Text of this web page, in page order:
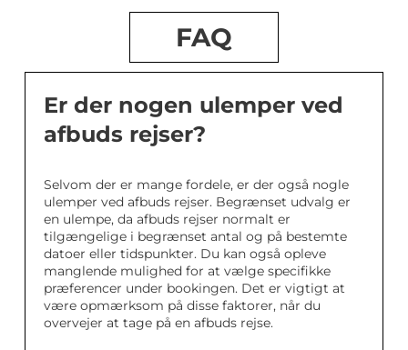
FAQ
Er der nogen ulemper ved
afbuds rejser?
Selvom der er mange fordele, er der også nogle
ulemper ved afbuds rejser. Begrænset udvalg er
en ulempe, da afbuds rejser normalt er
tilgængelige i begrænset antal og på bestemte
datoer eller tidspunkter. Du kan også opleve
manglende mulighed for at vælge specifikke
præferencer under bookingen. Det er vigtigt at
være opmærksom på disse faktorer, når du
overvejer at tage på en afbuds rejse.